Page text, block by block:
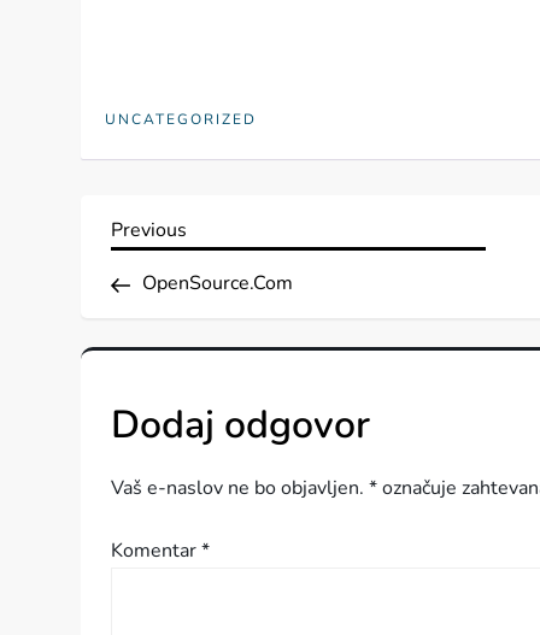
UNCATEGORIZED
N
a
v
i
g
Previous
Previous
OpenSource.Com
Dodaj odgovor
Vaš e-naslov ne bo objavljen. *označuje
Komentar*